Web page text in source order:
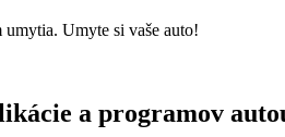
Umyte si vaše auto!
a programov